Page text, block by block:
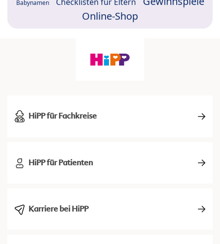
Babynamen Checklisten für Eltern
Online-Shop
HiPP für Fachkreise
HiPP für Patienten
Karriere bei HiPP